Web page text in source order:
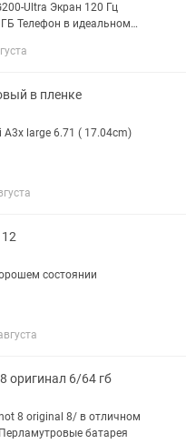
Ultra Экран 120 Гц
Телефон в идеальном
зарядкой Был
в пленке
large 6.71 ( 17.04cm)
состоянии
оригинал 6/64 гб
8 original 8/ в отличном
батарея